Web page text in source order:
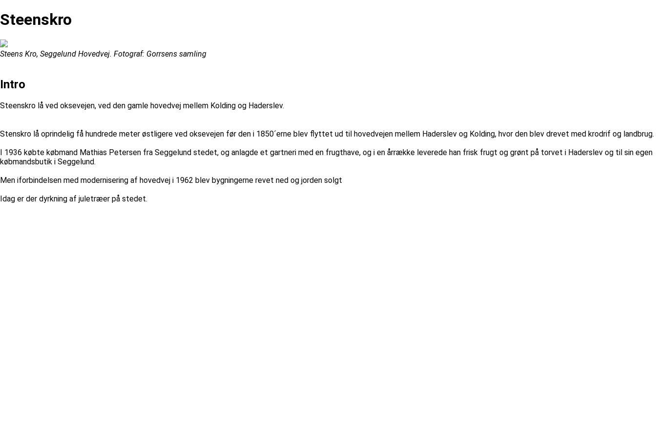
Steenskro
Steens Kro, Seggelund Hovedvej. Fotograf: Gorrsens samling
Intro
Steenskro lå ved oksevejen, ved den gamle hovedvej mellem Kolding og Haderslev.
Stenskro lå oprindelig få hundrede meter østligere ved oksevejen før den i 1850´erne blev flyttet ud til hovedvejen mellem Haderslev og Kolding, hvor den blev drevet med krodrif og landbrug.
I 1936 købte købmand Mathias Petersen fra Seggelund stedet, og anlagde et gartneri med en frugthave, og i en årrække leverede han frisk frugt og grønt på torvet i Haderslev og til sin egen
købmandsbutik i Seggelund.
Men iforbindelsen med modernisering af hovedvej i 1962 blev bygningerne revet ned og jorden solgt
Idag er der dyrkning af juletræer på stedet.